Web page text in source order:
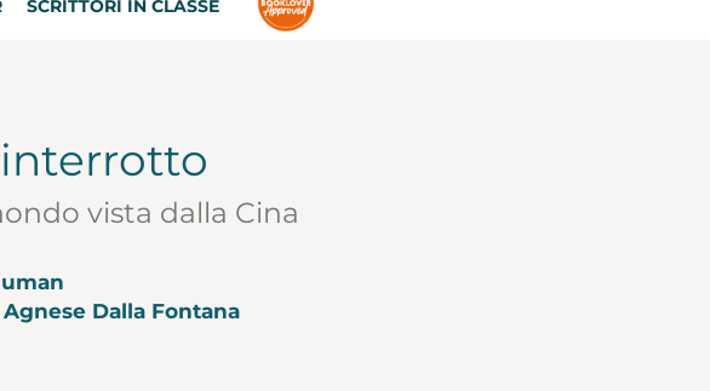
SCRITTORI IN CLASSE
vista dalla Cina
Agnese Dalla Fontana